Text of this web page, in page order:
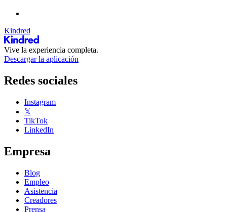
Kindred
Vive la experiencia completa.
Descargar la aplicación
Redes sociales
Instagram
𝕏
TikTok
LinkedIn
Empresa
Blog
Empleo
Asistencia
Creadores
Prensa